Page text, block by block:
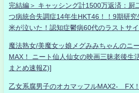
完結編＞ キャッシング計1500万返済：厨
つ病統合失調症14年生HKT46！！9期研
米が泣いた！認知症鬱病60代のラストサ
魔法熟女/美魔女ッ娘メグみみちゃんのニ
MAX！ ニート仙人仙女の映画三昧老後生
まとめ速報Z)]
乙女系腐男子のオカマッフルMAX2- FX